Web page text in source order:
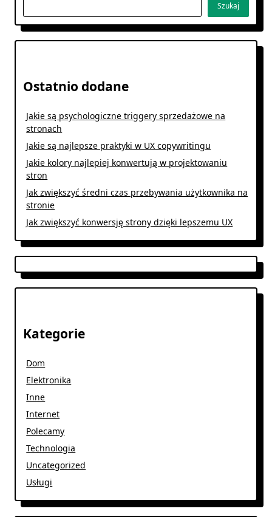
Szukaj
Ostatnio dodane
Jakie są psychologiczne triggery sprzedażowe na
stronach
Jakie są najlepsze praktyki w UX copywritingu
Jakie kolory najlepiej konwertują w projektowaniu
stron
Jak zwiększyć średni czas przebywania użytkownika na
stronie
Jak zwiększyć konwersję strony dzięki lepszemu UX
Kategorie
Dom
Elektronika
Inne
Internet
Polecamy
Technologia
Uncategorized
Usługi